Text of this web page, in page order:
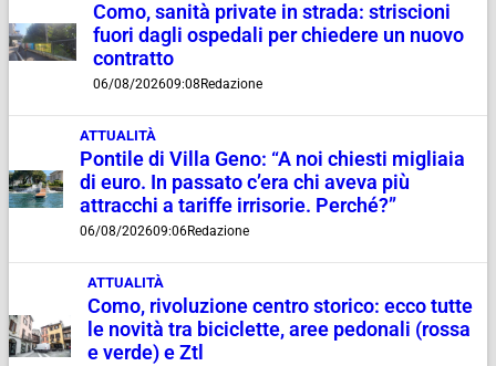
Como, sanità private in strada: striscioni
fuori dagli ospedali per chiedere un nuovo
contratto
06/08/202609:08 Redazione
ATTUALITÀ
Pontile di Villa Geno: “A noi chiesti migliaia
di euro. In passato c’era chi aveva più
attracchi a tariffe irrisorie. Perché?”
06/08/202609:06Redazione
ATTUALITÀ
Como, rivoluzione centro storico: ecco tutte
le novità tra biciclette, aree pedonali (rossa
e verde) e Ztl